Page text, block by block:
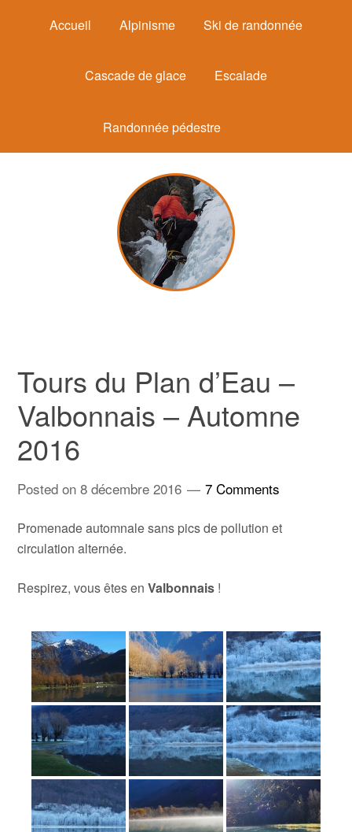
Accueil Alpinisme Ski de randonnée
Cascade de glace Escalade
Randonnée pédestre
Tours du Plan d’Eau –
Valbonnais – Automne
2016
Posted on8 décembre 2016 7 Comments
Promenade automnale sans pics de pollution et
circulation alternée.
Respirez, vous êtes enValbonnais !